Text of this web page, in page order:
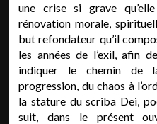
une crise si grave
rénovation morale,
but refondateur qu’il
les années de l’exil, afin
indiquer le chemin de
progression, du chaos à
la stature du scriba Dei,
suit, dans le présent